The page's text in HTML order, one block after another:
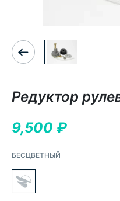
Редуктор
9,500 ₽
БЕСЦВЕТНЫЙ